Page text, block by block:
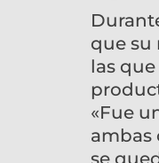
que su
las
«Fue
ambas
se